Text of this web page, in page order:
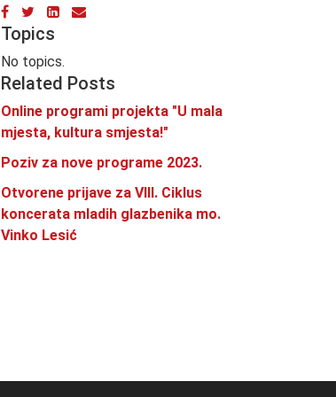
Topics
No topics.
Related Posts
Online programi projekta "U mala
mjesta, kultura smjesta!"
Poziv za nove programe 2023.
Otvorene prijave za VIII. Ciklus
koncerata mladih glazbenika mo.
Vinko Lesić